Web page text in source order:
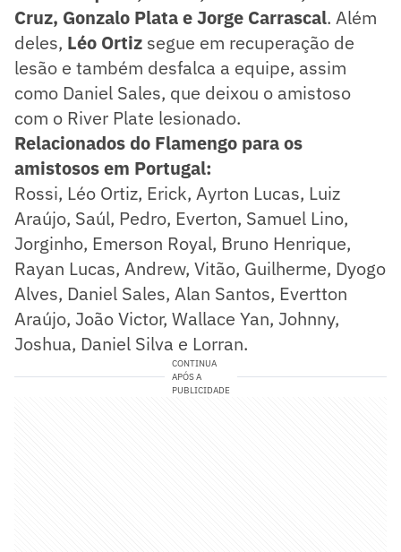
Cruz, Gonzalo Plata e Jorge Carrascal. Além
deles, Léo Ortiz segue em recuperação de
lesão e também desfalca a equipe, assim
como Daniel Sales, que deixou o amistoso
com o River Plate lesionado.
Relacionados do Flamengo para os
amistosos em Portugal:
Rossi, Léo Ortiz, Erick, Ayrton Lucas, Luiz
Araújo, Saúl, Pedro, Everton, Samuel Lino,
Jorginho, Emerson Royal, Bruno Henrique,
Rayan Lucas, Andrew, Vitão, Guilherme, Dyogo
Alves, Daniel Sales, Alan Santos, Evertton
Araújo, João Victor, Wallace Yan, Johnny,
Joshua, Daniel Silva e Lorran.
CONTINUA
APÓS A
PUBLICIDADE